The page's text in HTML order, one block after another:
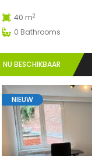
40 m2
0 Bathrooms
NU BESCHIKBAAR
NIEUW